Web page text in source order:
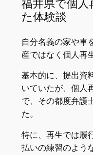
福井県で個人
た体験談
自分名義の家や車
産ではなく個人再
基本的に、提出資
いていたが、個人
で、その都度弁護
た。
特に、再生では履
払いの練習のよう